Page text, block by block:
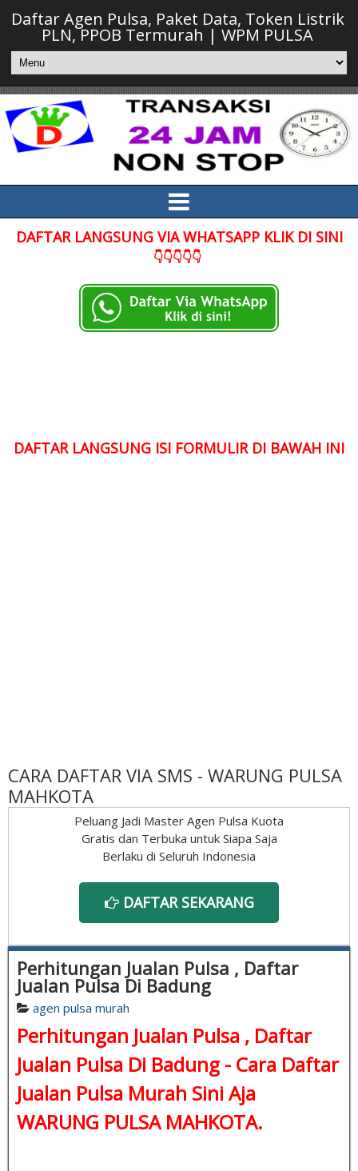
Daftar Agen Pulsa, Paket Data, Token Listrik
PLN, PPOB Termurah | WPM PULSA
DAFTAR LANGSUNG VIA WHATSAPP KLIK DI SINI
👇👇👇👇👇
DAFTAR LANGSUNG ISI FORMULIR DI BAWAH INI
CARA DAFTAR VIA SMS - WARUNG PULSA
MAHKOTA
Peluang Jadi Master Agen Pulsa Kuota
Gratis dan Terbuka untuk Siapa Saja
Berlaku di Seluruh Indonesia
DAFTAR SEKARANG
Perhitungan Jualan Pulsa , Daftar
Jualan Pulsa Di Badung
agen pulsa murah
Perhitungan Jualan Pulsa , Daftar
Jualan Pulsa Di Badung - Cara Daftar
Jualan Pulsa Murah Sini Aja
WARUNG PULSA MAHKOTA.